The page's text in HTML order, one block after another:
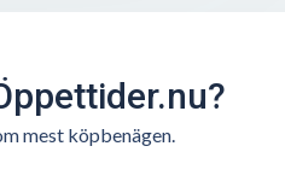
mest köpbenägen.